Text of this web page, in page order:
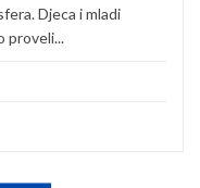
Djeca i mladi
proveli...